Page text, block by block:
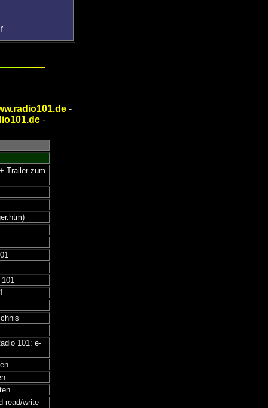
-
-
Trailer zum
101: e-
read/write